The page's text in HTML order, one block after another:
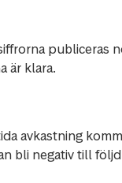
är klara.
avkastning
bli negativ till